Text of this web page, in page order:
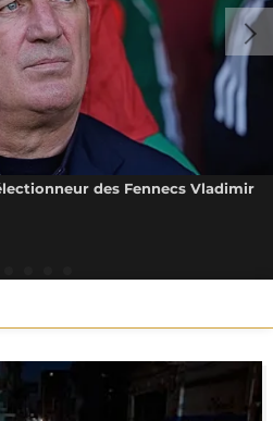
des Fennecs Vladimir